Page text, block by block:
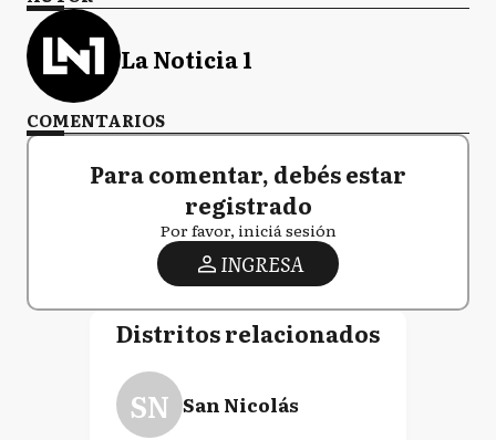
La Noticia 1
COMENTARIOS
Para comentar, debés estar
registrado
Por favor, iniciá sesión
INGRESA
Distritos relacionados
SN San Nicolás